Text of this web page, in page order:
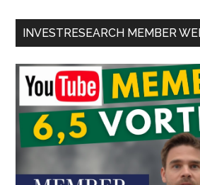
INVESTRESEARCH MEMBER